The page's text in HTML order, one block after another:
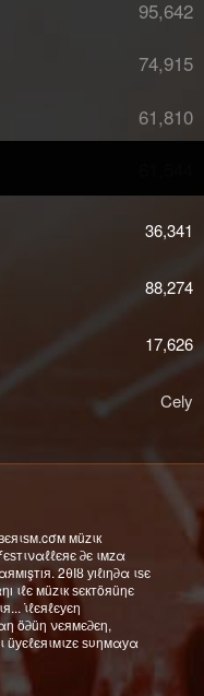
95,642
74,915
61,810
36,341
88,274
17,626
Cely
мüzιк
∂є ιмzα
2θΙȣ уıℓıη∂α ιѕє
ιℓє мüzιк ѕєктöяüηє
ι̇ℓєяℓєуєη
ö∂üη νєямє∂єη,
üуєℓєяιмιzє ѕυηмαуα